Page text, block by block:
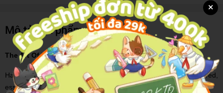
Mô tả sản phẩm
The Art Of War (Collins Classics)
HarperCollins is proud to present its new range of best-loved,
essential classics.
×